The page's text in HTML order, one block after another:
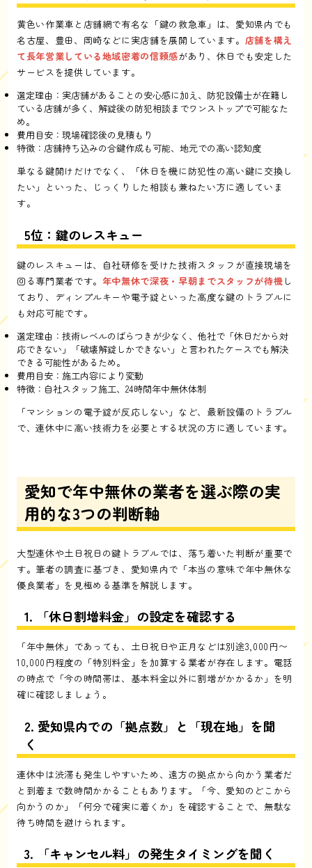
黄色い作業車と店舗網で有名な「鍵の救急車」は、愛知県内でも
名古屋、豊田、岡崎などに実店舗を展開しています。 店舗を構え
て長年営業している地域密着の信頼感があり、休日でも安定した
サービスを提供しています。
選定理由：実店舗があることの安心感に加え、防犯設備士が在籍し
ている店舗が多く、解錠後の防犯相談までワンストップで可能なた
め。
費用目安：現場確認後の見積もり
特徴：店舗持ち込みの合鍵作成も可能、地元での高い認知度
単なる鍵開けだけでなく、「休日を機に防犯性の高い鍵に交換し
たい」といった、じっくりした相談も兼ねたい方に適していま
す。
5位：鍵のレスキュー
鍵のレスキューは、自社研修を受けた技術スタッフが直接現場を
回る専門業者です。 年中無休で深夜・早朝までスタッフが待機 し
ており、ディンプルキーや電子錠といった高度な鍵のトラブルに
も対応可能です。
選定理由：技術レベルのばらつきが少なく、他社で「休日だから対
応できない」「破壊解錠しかできない」と言われたケースでも解決
できる可能性があるため。
費用目安：施工内容により変動
特徴：自社スタッフ施工、24時間年中無休体制
「マンションの電子錠が反応しない」など、最新設備のトラブル
で、連休中に高い技術力を必要とする状況の方に適しています。
愛知で年中無休の業者を選ぶ際の実
用的な3つの判断軸
大型連休や土日祝日の鍵トラブルでは、落ち着いた判断が重要で
す。筆者の調査に基づき、愛知県内で「本当の意味で年中無休な
優良業者」を見極める基準を解説します。
1. 「休日割増料金」の設定を確認する
「年中無休」であっても、土日祝日や正月などは別途3,000円〜
10,000円程度の「特別料金」を加算する業者が存在します。電話
の時点で「今の時間帯は、基本料金以外に割増がかかるか」を明
確に確認しましょう。
2. 愛知県内での「拠点数」と「現在地」を聞
く
連休中は渋滞も発生しやすいため、遠方の拠点から向かう業者だ
と到着まで数時間かかることもあります。「今、愛知のどこから
向かうのか」「何分で確実に着くか」を確認することで、無駄な
待ち時間を避けられます。
3. 「キャンセル料」の発生タイミングを聞く